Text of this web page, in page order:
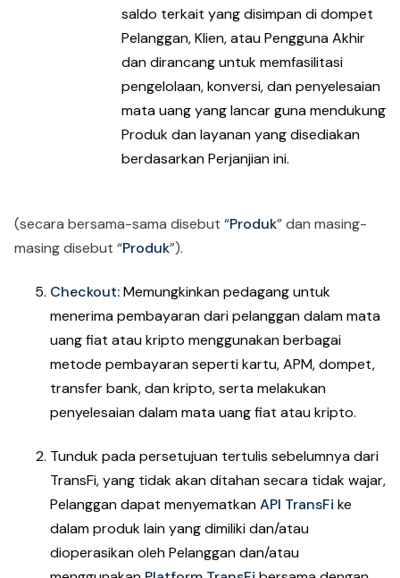
saldo terkait yang disimpan di dompet
Pelanggan, Klien, atau Pengguna Akhir
dan dirancang untuk memfasilitasi
pengelolaan, konversi, dan penyelesaian
mata uang yang lancar guna mendukung
Produk dan layanan yang disediakan
berdasarkan Perjanjian ini.
(secara bersama-sama disebut “Produk” dan masing-
masing disebut “Produk”).
Checkout:Memungkinkan pedagang untuk
menerima pembayaran dari pelanggan dalam mata
uang fiat atau kripto menggunakan berbagai
metode pembayaran seperti kartu, APM, dompet,
transfer bank, dan kripto, serta melakukan
penyelesaian dalam mata uang fiat atau kripto.
Tunduk pada persetujuan tertulis sebelumnya dari
TransFi, yang tidak akan ditahan secara tidak wajar,
Pelanggan dapat menyematkanAPI TransFi ke
dalam produk lain yang dimiliki dan/atau
dioperasikan oleh Pelanggan dan/atau